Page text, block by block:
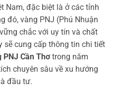
Nam, đặc biệt là ở các tỉnh
đó, vàng PNJ (Phú Nhuận
chắc với uy tín và chất
sẽ cung cấp thông tin chi tiết
PNJ Cần Thơtrong năm
chuyên sâu về xu hướng
đầu tư.